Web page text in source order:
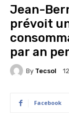
Jean-
prévoit
par an
By Tecsol
Facebook